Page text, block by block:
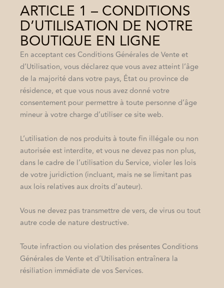
ARTICLE 1 – CONDITIONS
D’UTILISATION DE NOTRE
BOUTIQUE EN LIGNE
En acceptant ces Conditions Générales de Vente et
d’Utilisation, vous déclarez que vous avez atteint l’âge
de la majorité dans votre pays, État ou province de
résidence, et que vous nous avez donné votre
consentement pour permettre à toute personne d’âge
mineur à votre charge d’utiliser ce site web.
L’utilisation de nos produits à toute fin illégale ou non
autorisée est interdite, et vous ne devez pas non plus,
dans le cadre de l’utilisation du Service, violer les lois
de votre juridiction (incluant, mais ne se limitant pas
aux lois relatives aux droits d’auteur).
Vous ne devez pas transmettre de vers, de virus ou tout
autre code de nature destructive.
Toute infraction ou violation des présentes Conditions
Générales de Vente et d’Utilisation entraînera la
résiliation immédiate de vos Services.